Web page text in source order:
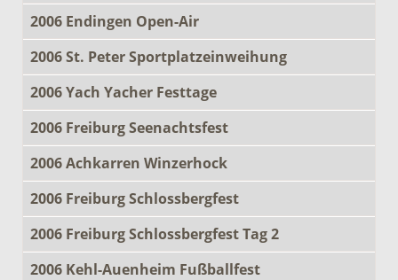
2006 Endingen Open-Air
2006 St. Peter Sportplatzeinweihung
2006 Yach Yacher Festtage
2006 Freiburg Seenachtsfest
2006 Achkarren Winzerhock
2006 Freiburg Schlossbergfest
2006 Freiburg Schlossbergfest Tag 2
2006 Kehl-Auenheim Fußballfest